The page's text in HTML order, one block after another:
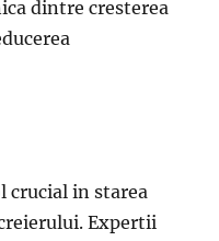
dintre cresterea
crucial in starea
Expertii